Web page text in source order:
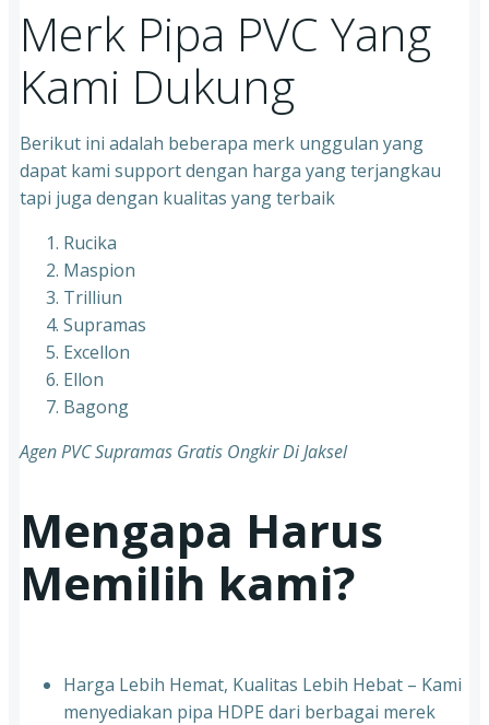
Merk Pipa PVC Yang
Kami Dukung
Berikut ini adalah beberapa merk unggulan yang
dapat kami support dengan harga yang terjangkau
tapi juga dengan kualitas yang terbaik
Rucika
Maspion
Trilliun
Supramas
Excellon
Ellon
Bagong
Agen PVC Supramas Gratis Ongkir Di Jaksel
Mengapa Harus
Memilih kami?
Harga Lebih Hemat, Kualitas Lebih Hebat – Kami
menyediakan pipa HDPE dari berbagai merek